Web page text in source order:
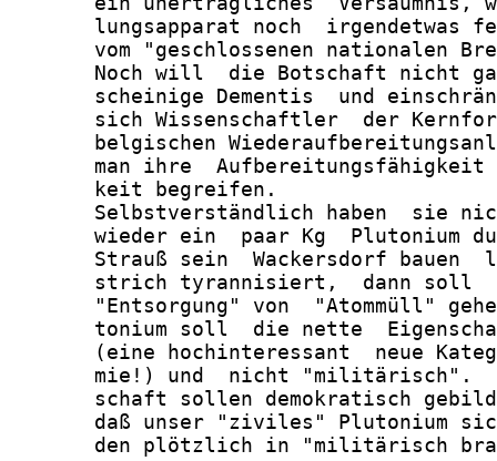
lungsapparat noch  irgendetwas
vom "geschlossenen nationalen
Noch will  die Botschaft nicht
scheinige Dementis  und
sich Wissenschaftler  der
belgischen
man ihre
       keit begreifen.
Selbstverständlich haben  sie
wieder ein  paar Kg  Plutonium
Strauß sein  Wackersdorf bauen
strich tyrannisiert,  dann soll
"Entsorgung" von  "Atommüll"
tonium soll  die nette
(eine hochinteressant  neue
mie!) und  nicht "militärisch".
schaft sollen demokratisch
daß unser "ziviles" Plutonium
den plötzlich in "militärisch